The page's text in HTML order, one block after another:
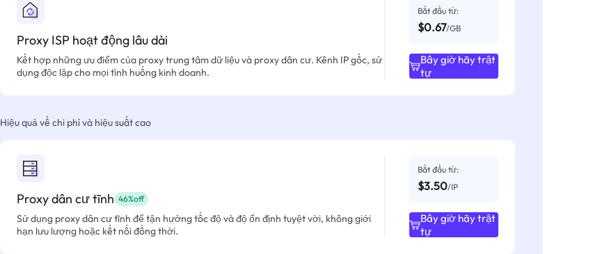
Proxy ISP hoạt động lâu dài
Kết hợp những ưu điểm của proxy trung tâm dữ liệu và proxy dân cư. Kênh IP gốc, sử
dụng độc lập cho mọi tình huống kinh doanh.
Bắt đầu từ:
$0.67/GB
Bây giờ hãy trật
tự
Hiệu quả về chi phí và hiệu suất cao
Proxy dân cư tĩnh 46%off
Sử dụng proxy dân cư tĩnh để tận hưởng tốc độ và độ ổn định tuyệt vời, không giới
hạn lưu lượng hoặc kết nối đồng thời.
Bắt đầu từ:
$3.50/IP
Bây giờ hãy trật
tự